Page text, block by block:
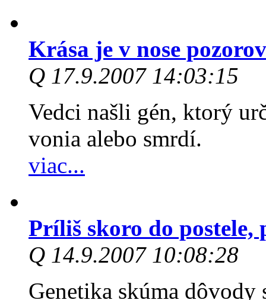
Krása je v nose
Q 17.9.2007 14:03:15
Vedci našli gén, ktorý
vonia alebo smrdí.
viac...
Príliš skoro do postele,
Q 14.9.2007 10:08:28
Genetika skúma dôvody